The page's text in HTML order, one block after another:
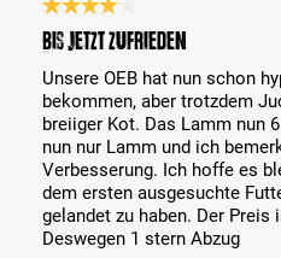
Review with rating of 4 out of
Bis jetzt zufrieden
Unsere OEB hat nun schon
bekommen, aber trotzdem
breiiger Kot. Das Lamm nun
nun nur Lamm und ich
Verbesserung. Ich hoffe es
dem ersten ausgesuchte
gelandet zu haben. Der Preis
Deswegen 1 stern Abzug